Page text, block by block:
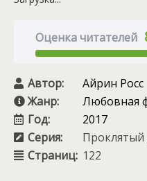
Оценка читателей
Автор:
Айрин Росс
Жанр:
Любовная
Год:
2017
Серия:
Проклятый
Страниц: 122